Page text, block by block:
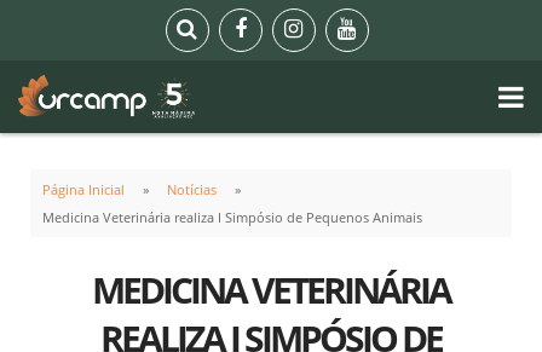
Página Inicial
Notícias
Medicina Veterinária realiza I Simpósio de Pequenos Animais
MEDICINA VETERINÁRIA
REALIZA I SIMPÓSIO DE